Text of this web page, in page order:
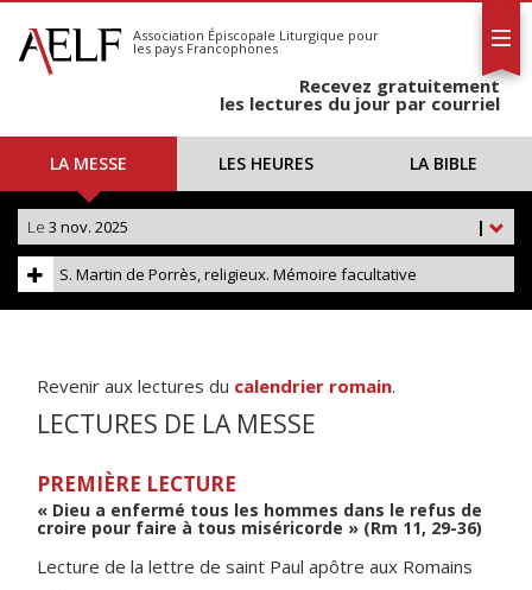
S'abonner
Calendrier
Association Épiscopale Liturgique pour
les pays Francophones
Recevez gratuitement
les lectures du jour par courriel
LA MESSE LES HEURES LA BIBLE
|
Le 3 nov. 2025
S. Martin de Porrès, religieux. Mémoire facultative
Revenir aux lectures du calendrier romain.
LECTURES DE LA MESSE
PREMIÈRE LECTURE
« Dieu a enfermé tous les hommes dans le refus de
croire pour faire à tous miséricorde » (Rm 11, 29-36)
Lecture de la lettre de saint Paul apôtre aux Romains